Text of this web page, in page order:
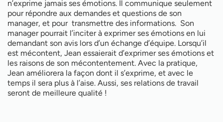
n’exprime jamais ses émotions. Il communique seulement
pour répondre aux demandes et questions de son
manager, et pour transmettre des informations. Son
manager pourrait l’inciter à exprimer ses émotions en lui
demandant son avis lors d’un échange d’équipe. Lorsqu’il
est mécontent, Jean essaierait d’exprimer ses émotions et
les raisons de son mécontentement. Avec la pratique,
Jean améliorera la façon dont il s’exprime, et avec le
temps il sera plus à l’aise. Aussi, ses relations de travail
seront de meilleure qualité !